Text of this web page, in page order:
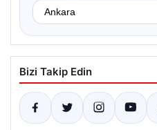
Bizi Takip Edin